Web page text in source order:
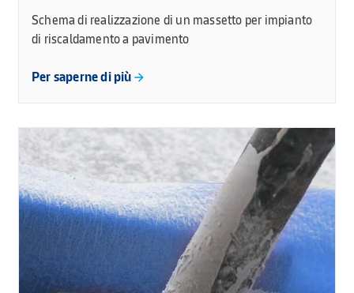
Schema di realizzazione di un massetto per impianto
di riscaldamento a pavimento
Per saperne di più